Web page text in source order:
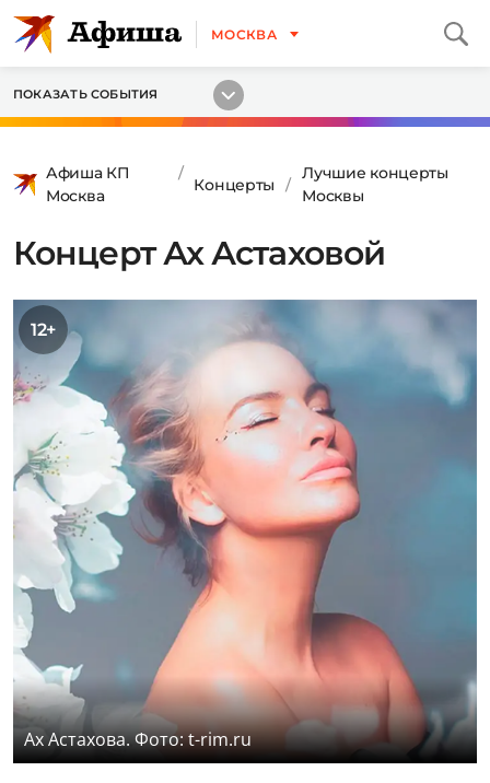
МОСКВА
ПОКАЗАТЬ СОБЫТИЯ
Афиша КП
Москва
Концерты
Лучшие концерты
Москвы
Концерт Ах Астаховой
12+
Ах Астахова. Фото: t-rim.ru